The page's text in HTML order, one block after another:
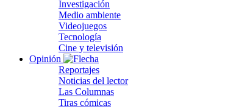
Investigación
Medio ambiente
Videojuegos
Tecnología
Cine y televisión
Opinión
Reportajes
Noticias del lector
Las Columnas
Tiras cómicas